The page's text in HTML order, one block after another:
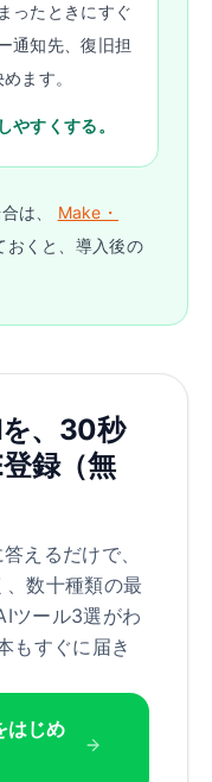
ったときにすぐ
通知先、復旧担
ます。
やすくする。
は、
Make・
おくと、導入後の
、30秒
録（無
えるだけで、
数十種類の最
ツール3選がわ
もすぐに届き
はじめ